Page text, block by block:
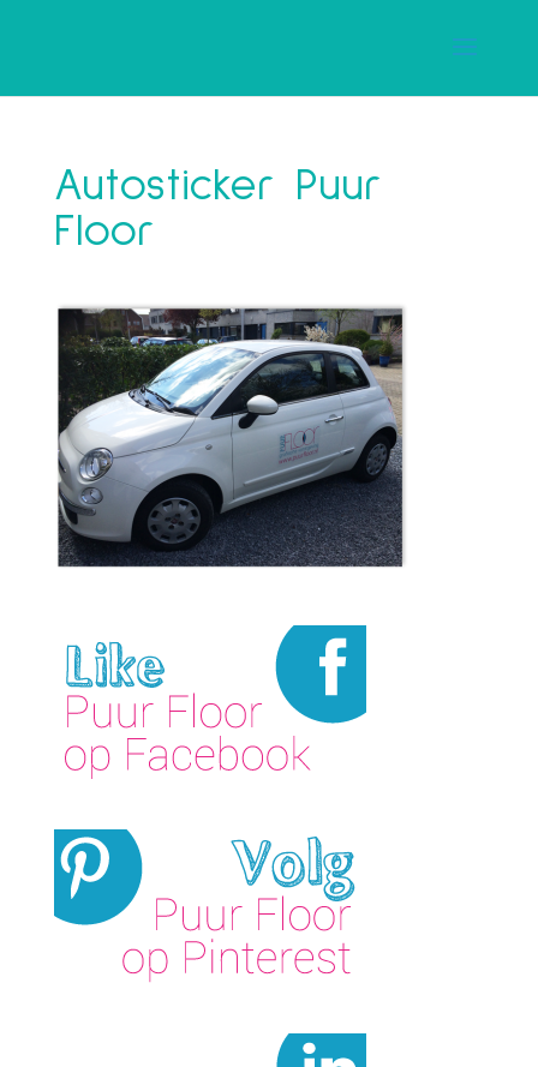
Autosticker Puur
Floor